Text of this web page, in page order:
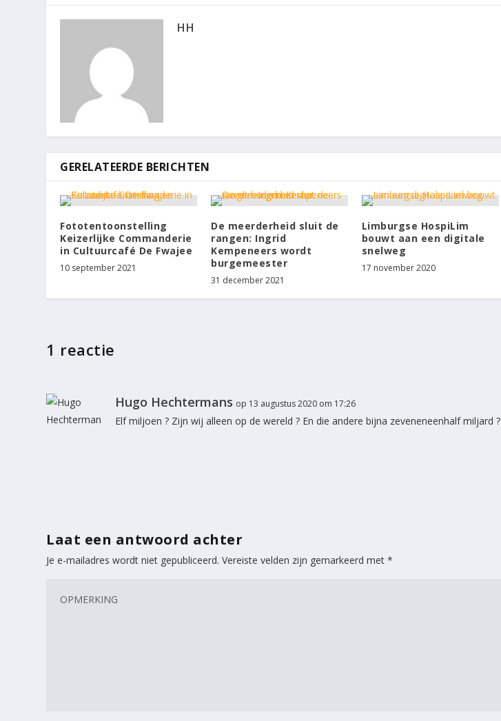
HH
GERELATEERDE BERICHTEN
Fototentoonstelling
Keizerlijke Commanderie
in Cultuurcafé De Fwajee
10 september 2021
De meerderheid sluit de
rangen: Ingrid
Kempeneers wordt
burgemeester
31 december 2021
Limburgse HospiLim
bouwt aan een digitale
snelweg
17 november 2020
1 reactie
Hugo Hechtermans op 13 augustus 2020 om 17:26
Elf miljoen ? Zijn wij alleen op de wereld ? En die andere bijna zeveneneenhalf miljard ?
Laat een antwoord achter
Je e-mailadres wordt niet gepubliceerd. Vereiste velden zijn gemarkeerd met*